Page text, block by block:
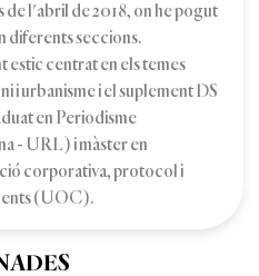
de l'abril de 2018, on he pogut
diferents seccions.
estic centrat en els temes
i urbanisme i el suplement DS
en Periodisme
- URL) i màster en
corporativa, protocol i
(UOC).